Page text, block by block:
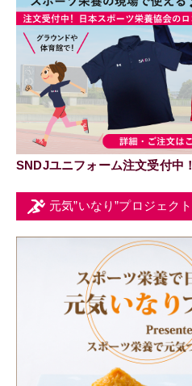
SNDJユニフォーム注文受付中！
元気”いなり”プロジェクト